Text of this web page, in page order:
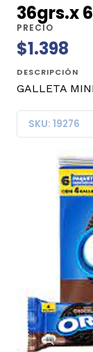
36grs.x
PRECIO
$1.398
DESCRIPCIÓN
GALLETA
SKU: 19276